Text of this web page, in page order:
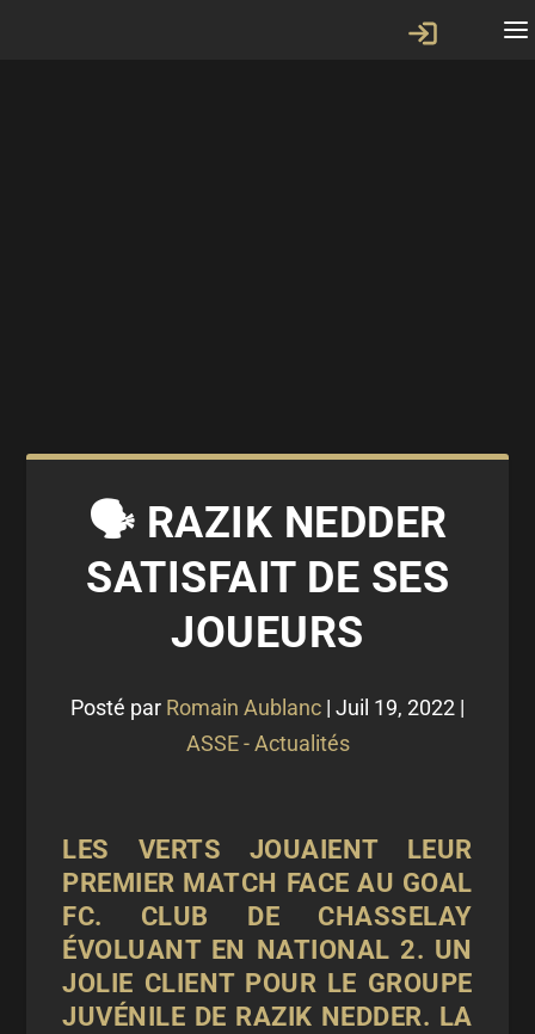
🗣 RAZIK NEDDER
SATISFAIT DE SES
JOUEURS
Posté par Romain Aublanc | Juil 19, 2022 |
ASSE - Actualités
LES VERTS JOUAIENT LEUR
PREMIER MATCH FACE AU GOAL
FC. CLUB DE CHASSELAY
ÉVOLUANT EN NATIONAL 2. UN
JOLIE CLIENT POUR LE GROUPE
JUVÉNILE DE RAZIK NEDDER. LA